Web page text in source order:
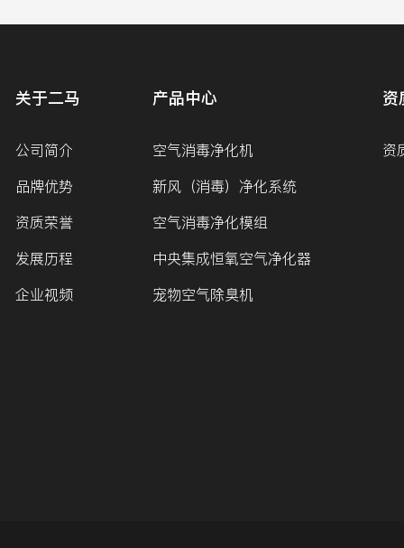
关于二马
公司简介
品牌优势
资质荣誉
发展历程
企业视频
产品中心
空气消毒净化机
新风（消毒）净化系统
空气消毒净化模组
中央集成恒氧空气净化器
宠物空气除臭机
资
资